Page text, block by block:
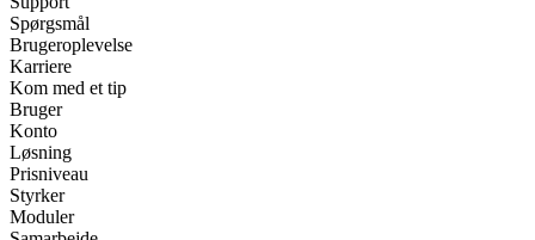
Spørgsmål
Brugeroplevelse
Karriere
Kom med et tip
Bruger
Konto
Løsning
Prisniveau
Styrker
Moduler